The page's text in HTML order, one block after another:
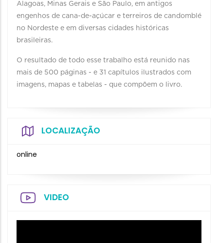
Alagoas, Minas Gerais e São Paulo, em antigos
engenhos de cana-de-açúcar e terreiros de candomblé
no Nordeste e em diversas cidades históricas
brasileiras.
O resultado de todo esse trabalho está reunido nas
mais de 500 páginas - e 31 capítulos ilustrados com
imagens, mapas e tabelas - que compõem o livro.
LOCALIZAÇÃO
online
VIDEO